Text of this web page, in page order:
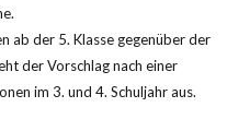
ab der 5. Klasse gegenüber der
der Vorschlag nach einer
im 3. und 4. Schuljahr aus.